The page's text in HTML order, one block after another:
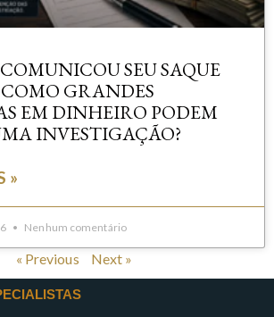
SEU SAQUE
GRANDES
EM DINHEIRO PODEM
INVESTIGAÇÃO?
»
Nenhum comentário
« Previous Next »